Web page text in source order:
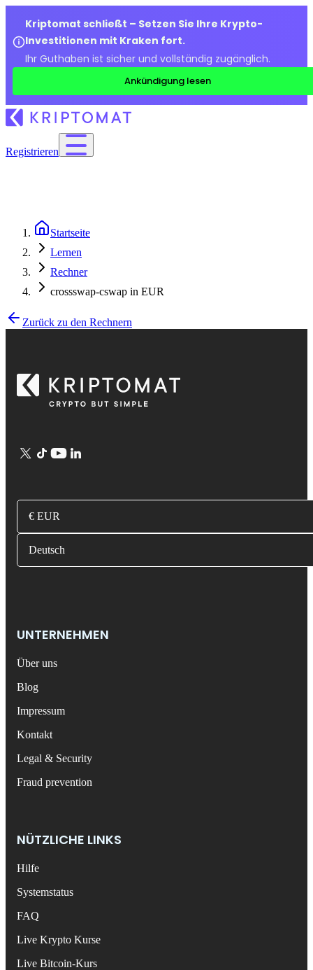
Kriptomat schließt – Setzen Sie Ihre Krypto-
Investitionen mit Kraken fort.
Ihr Guthaben ist sicher und vollständig zugänglich.
Ankündigung lesen
Registrieren
Startseite
Lernen
Rechner
crossswap-cswap in EUR
Zurück zu den Rechnern
€ EUR
Deutsch
UNTERNEHMEN
Über uns
Blog
Impressum
Kontakt
Legal & Security
Fraud prevention
NÜTZLICHE LINKS
Hilfe
Systemstatus
FAQ
Live Krypto Kurse
Live Bitcoin-Kurs